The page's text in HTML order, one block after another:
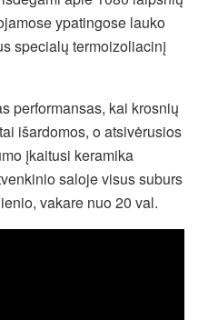
ypatingose lauko
specialų termoizoliacinį
performansas, kai krosnių
išardomos, o atsivėrusios
įkaitusi keramika
saloje visus suburs
vakare nuo 20 val.